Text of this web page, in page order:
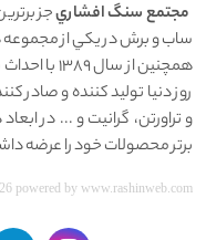
مجتمع سنگ افشاريجز
ساب و برش در يکي از
همچنين از
روز دنيا توليد کننده و صادر
و تراورتن، گرانيت و ... در
برتر محصولات خود را عرضه
powered by www.rashinweb.com